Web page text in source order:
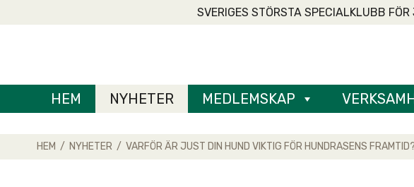
to
SVERIGES STÖRSTA SPECIALKLUBB
HEM NYHETER MEDLEMSKAP
HEM / NYHETER / VARFÖR ÄR JUST DIN HUND VIKTIG FÖR HUNDRASENS